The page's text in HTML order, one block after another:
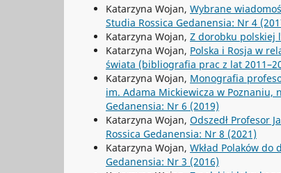
Katarzyna Wojan, Wybrane
Studia Rossica Gedanensia: Nr 4
Katarzyna Wojan, Z dorobku polskiej
Katarzyna Wojan, Polska i Rosja w
świata (bibliografia prac z lat
Katarzyna Wojan, Monografia
im. Adama Mickiewicza w Poznaniu,
Gedanensia: Nr 6 (2019)
Katarzyna Wojan, Odszedł Profesor
Rossica Gedanensia: Nr 8 (2021)
Katarzyna Wojan, Wkład Polaków
Gedanensia: Nr 3 (2016)